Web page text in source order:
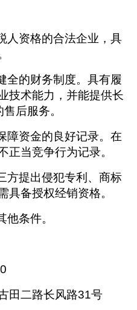
人资格的合法企业，具
全的财务制度。具有履
技术能力，并能提供长
后服务。
障资金的良好记录。在
正当竞争行为记录。
方提出侵犯专利、商标
具备授权经销资格。
条件。
田二路长风路31号